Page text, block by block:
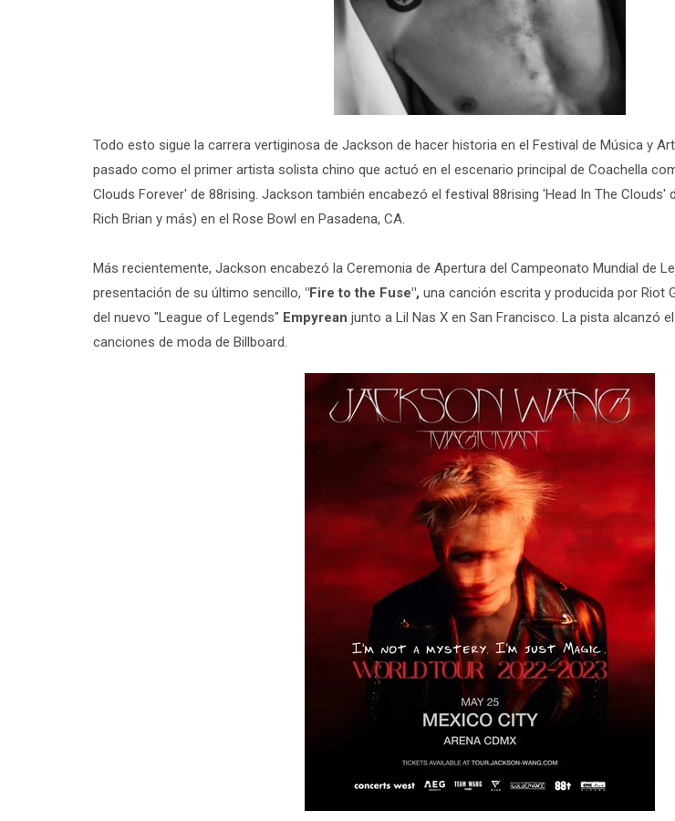
Todo esto sigue la carrera vertiginosa de Jackson de hacer historia en el Festival de Música y
pasado como el primer artista solista chino que actuó en el escenario principal de Coachella
Clouds Forever' de 88rising. Jackson también encabezó el festival 88rising 'Head In The Clouds'
Rich Brian y más) en el Rose Bowl en Pasadena, CA.
Más recientemente, Jackson encabezó la Ceremonia de Apertura del Campeonato Mundial de
presentación de su último sencillo, "Fire to the Fuse", una canción escrita y producida por Riot
del nuevo "League of Legends" Empyrean junto a Lil Nas X en San Francisco. La pista alcanzó
canciones de moda de Billboard.